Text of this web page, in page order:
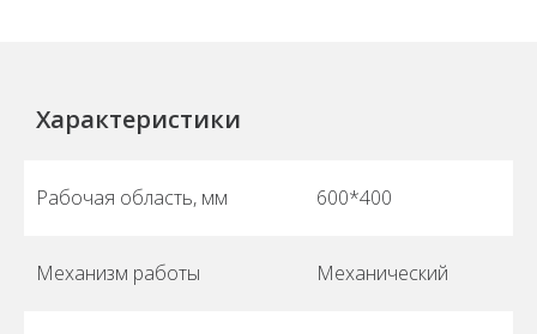
Характеристики
Рабочая область, мм 600*400
Механизм работы Механический